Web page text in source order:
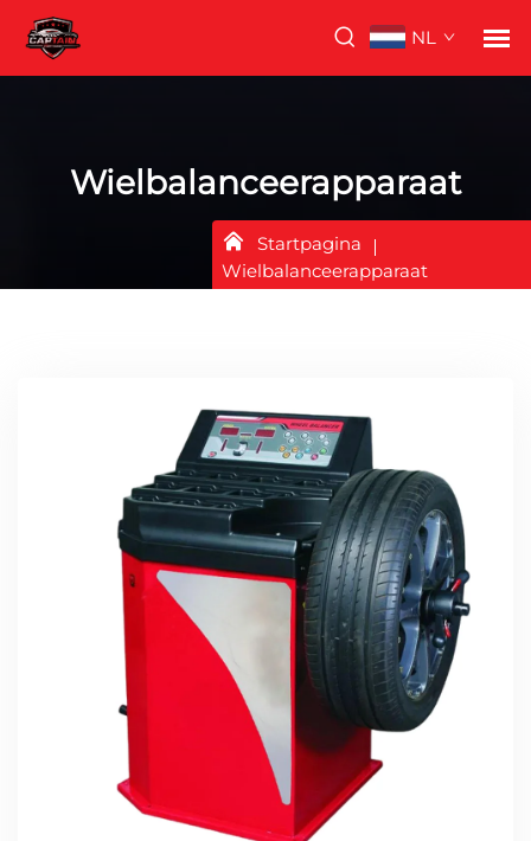
NL
Wielbalanceerapparaat
Startpagina
Wielbalanceerapparaat